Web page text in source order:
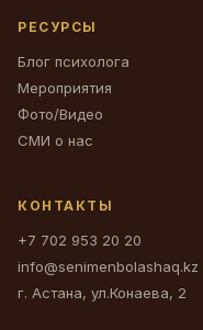
РЕСУРСЫ
Блог психолога
Мероприятия
Фото/Видео
СМИ о нас
КОНТАКТЫ
+7 702 953 20 20
info@senimenbolashaq.kz
г. Астана, ул.Конаева, 2